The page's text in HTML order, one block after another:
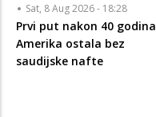
Sat, 8 Aug 2026 - 18:28
Prvi put nakon 40 godina
Amerika ostala bez
saudijske nafte